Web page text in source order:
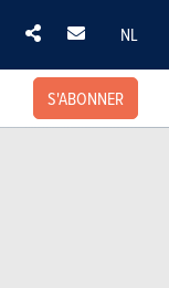
NL
S'ABONNER